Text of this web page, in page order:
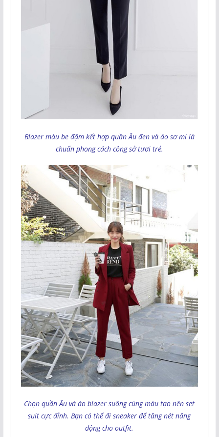
Blazer màu be đậm kết hợp quần Âu đen và áo sơ mi là
chuẩn phong cách công sở tươi trẻ.
Chọn quần Âu và áo blazer suông cùng màu tạo nên set
suit cực đỉnh. Bạn có thể đi sneaker để tăng nét năng
động cho outfit.